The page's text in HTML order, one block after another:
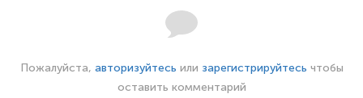
Пожалуйста, авторизуйтесь или зарегистрируйтесь чтобы
оставить комментарий